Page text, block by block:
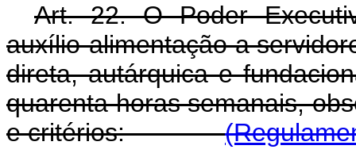
Art. 22. O Poder
auxílio-alimentação a
direta, autárquica e
quarenta horas semanais,
e critérios: